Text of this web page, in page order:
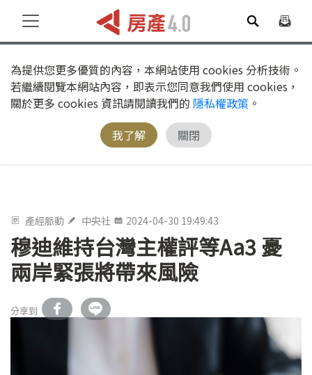
為提供您更多優質的內容，本網站使用 cookies 分析技術。
若繼續閱覽本網站內容，即表示您同意我們使用 cookies，
關於更多 cookies 資訊請閱讀我們的 隱私權政策 。
我了解
關閉
產經脈動 中央社 2024-04-30 19:49:43
穆迪維持台灣主權評等Aa3 憂
兩岸緊張將帶來風險
分享到